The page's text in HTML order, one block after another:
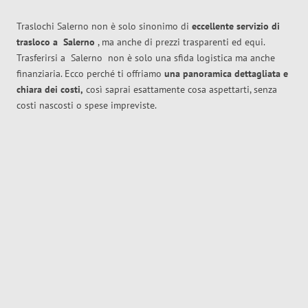
Traslochi Salerno non è solo sinonimo di eccellente servizio di
trasloco a Salerno , ma anche di prezzi trasparenti ed equi.
Trasferirsi a Salerno non è solo una sfida logistica ma anche
finanziaria. Ecco perché ti offriamo una panoramica dettagliata e
chiara dei costi, così saprai esattamente cosa aspettarti, senza
costi nascosti o spese impreviste.